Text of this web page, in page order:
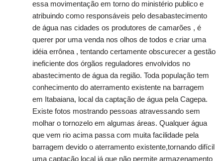
essa movimentação em torno do ministério publico e
atribuindo como responsáveis pelo desabastecimento
de água nas cidades os produtores de camarões , é
querer por uma venda nos olhos de todos e criar uma
idéia errônea , tentando certamente obscurecer a gestão
ineficiente dos órgãos reguladores envolvidos no
abastecimento de água da região. Toda população tem
conhecimento do aterramento existente na barragem
em Itabaiana, local da captação de água pela Cagepa.
Existe fotos mostrando pessoas atravessando sem
molhar o tornozelo em algumas áreas. Qualquer água
que vem rio acima passa com muita facilidade pela
barragem devido o aterramento existente,tornando difícil
uma captação local já que não permite armazenamento